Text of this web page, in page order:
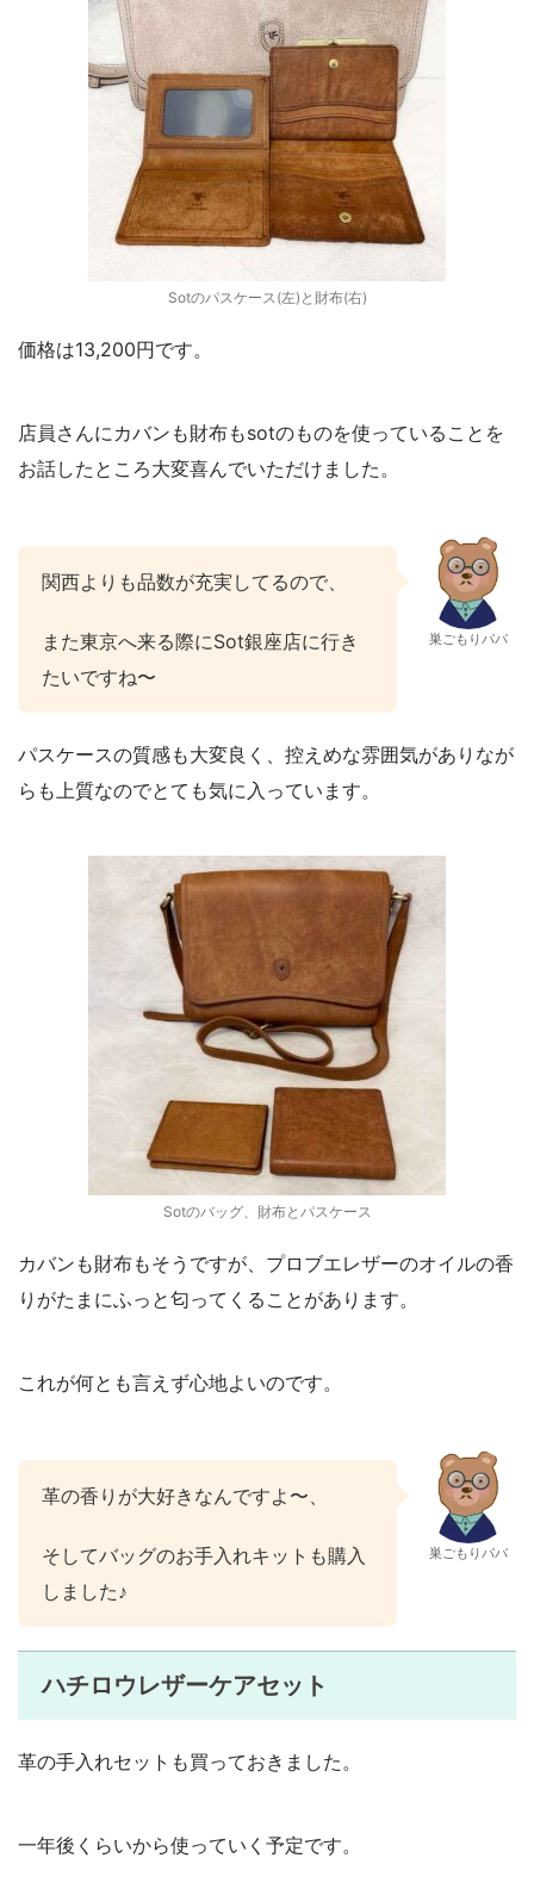
Sotのパスケース(左)と財布(右)
価格は13,200円です。
店員さんにカバンも財布もsotのものを使っていることを
お話したところ大変喜んでいただけました。
関西よりも品数が充実してるので、
また東京へ来る際にSot銀座店に行き
たいですね〜
巣ごもりパパ
パスケースの質感も大変良く、控えめな雰囲気がありなが
らも上質なのでとても気に入っています。
Sotのバッグ、財布とパスケース
カバンも財布もそうですが、プロブエレザーのオイルの香
りがたまにふっと匂ってくることがあります。
これが何とも言えず心地よいのです。
革の香りが大好きなんですよ〜、
そしてバッグのお手入れキットも購入
しました♪
巣ごもりパパ
ハチロウレザーケアセット
革の手入れセットも買っておきました。
一年後くらいから使っていく予定です。